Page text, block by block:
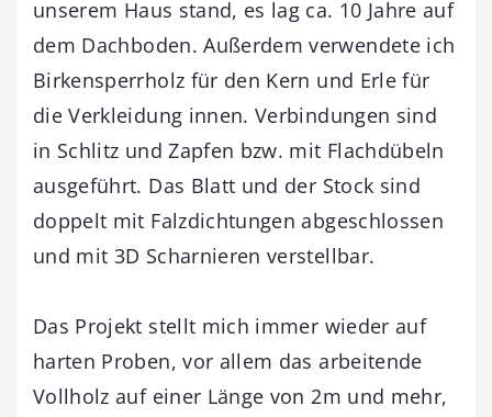
unserem Haus stand, es lag ca. 10 Jahre auf
dem Dachboden. Außerdem verwendete ich
Birkensperrholz für den Kern und Erle für
die Verkleidung innen. Verbindungen sind
in Schlitz und Zapfen bzw. mit Flachdübeln
ausgeführt. Das Blatt und der Stock sind
doppelt mit Falzdichtungen abgeschlossen
und mit 3D Scharnieren verstellbar.
Das Projekt stellt mich immer wieder auf
harten Proben, vor allem das arbeitende
Vollholz auf einer Länge von 2m und mehr,